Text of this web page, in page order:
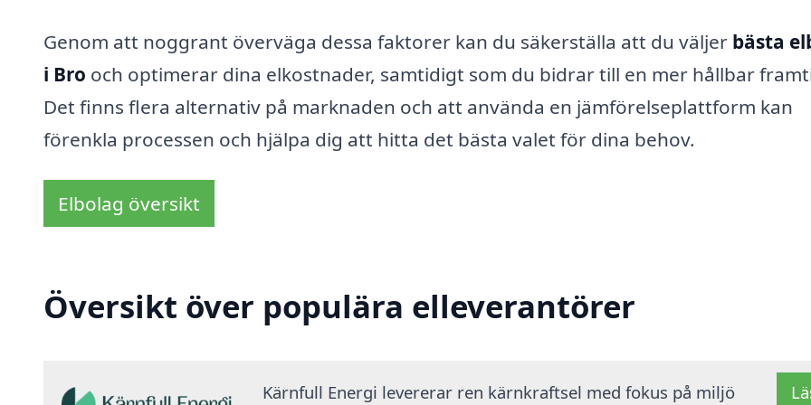
Genom att noggrant överväga dessa faktorer kan du säkerställa att du väljer bästa
i Bro och optimerar dina elkostnader, samtidigt som du bidrar till en mer hållbar
Det finns flera alternativ på marknaden och att använda en jämförelseplattform kan
förenkla processen och hjälpa dig att hitta det bästa valet för dina behov.
Elbolag översikt
Översikt över populära elleverantörer
Kärnfull Energi levererar ren kärnkraftsel med fokus på miljö